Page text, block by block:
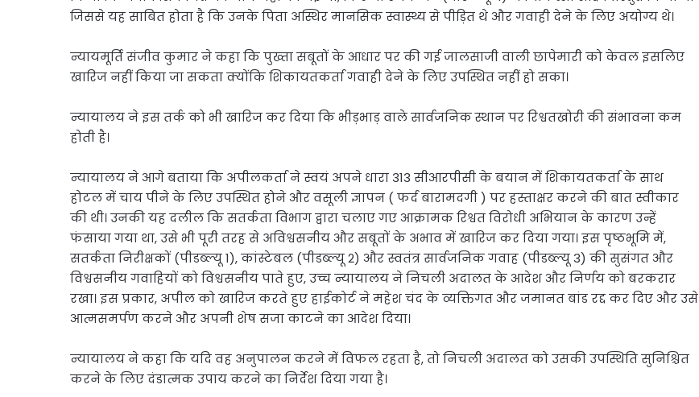
जिससे यह साबित होता है कि उनके पिता अस्थिर मानसिक स्वास्थ्य से पीड़ित थे और गवाही देने के लिए अयोग्य थे।
न्यायमूर्ति संजीव कुमार ने कहा कि पुख्ता सबूतों के आधार पर की गई जालसाजी वाली छापेमारी को केवल इसलिए
खारिज नहीं किया जा सकता क्योंकि शिकायतकर्ता गवाही देने के लिए उपस्थित नहीं हो सका।
न्यायालय ने इस तर्क को भी खारिज कर दिया कि भीड़भाड़ वाले सार्वजनिक स्थान पर रिश्वतखोरी की संभावना कम
होती है।
न्यायालय ने आगे बताया कि अपीलकर्ता ने स्वयं अपने धारा 313 सीआरपीसी के बयान में शिकायतकर्ता के साथ
होटल में चाय पीने के लिए उपस्थित होने और वसूली ज्ञापन ( फर्द बारामदगी ) पर हस्ताक्षर करने की बात स्वीकार
की थी। उनकी यह दलील कि सतर्कता विभाग द्वारा चलाए गए आक्रामक रिश्वत विरोधी अभियान के कारण उन्हें
फंसाया गया था, उसे भी पूरी तरह से अविश्वसनीय और सबूतों के अभाव में खारिज कर दिया गया। इस पृष्ठभूमि में,
सतर्कता निरीक्षकों (पीडब्ल्यू 1), कांस्टेबल (पीडब्ल्यू 2) और स्वतंत्र सार्वजनिक गवाह (पीडब्ल्यू 3) की सुसंगत और
विश्वसनीय गवाहियों को विश्वसनीय पाते हुए, उच्च न्यायालय ने निचली अदालत के आदेश और निर्णय को बरकरार
रखा। इस प्रकार, अपील को खारिज करते हुए हाईकोर्ट ने महेश चंद के व्यक्तिगत और जमानत बांड रद्द कर दिए और उसे
आत्मसमर्पण करने और अपनी शेष सजा काटने का आदेश दिया।
न्यायालय ने कहा कि यदि वह अनुपालन करने में विफल रहता है, तो निचली अदालत को उसकी उपस्थिति सुनिश्चित
करने के लिए दंडात्मक उपाय करने का निर्देश दिया गया है।